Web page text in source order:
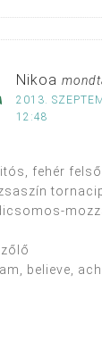
Nikoa
2013.
12:48
fehér
believe,